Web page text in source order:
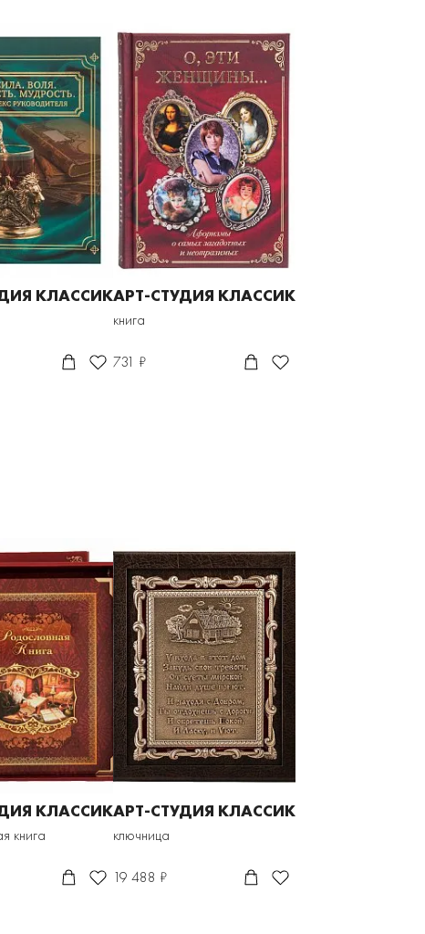
КЛАССИКАРТ-СТУДИЯ КЛАССИК
книга
731 ₽
КЛАССИК
книга
АРТ-СТУДИЯ КЛАССИК
ключница
19 488 ₽